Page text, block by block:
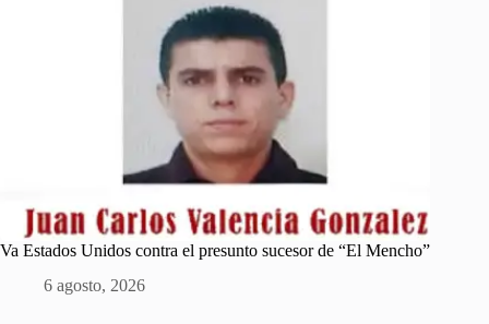
Va Estados Unidos contra el presunto sucesor de “El Mencho”
6 agosto, 2026